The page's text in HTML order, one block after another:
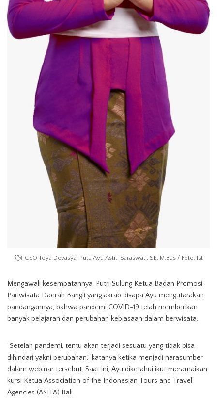
CEO Toya Devasya, Putu Ayu Astiti Saraswati, SE, M.Bus / Foto: Ist
Mengawali kesempatannya, Putri Sulung Ketua Badan Promosi
Pariwisata Daerah Bangli yang akrab disapa Ayu mengutarakan
pandangannya, bahwa pandemi COVID-19 telah memberikan
banyak pelajaran dan perubahan kebiasaan dalam berwisata.
“Setelah pandemi, tentu akan terjadi sesuatu yang tidak bisa
dihindari yakni perubahan,” katanya ketika menjadi narasumber
dalam webinar tersebut. Saat ini, Ayu diketahui ikut meramaikan
kursi Ketua Association of the Indonesian Tours and Travel
Agencies (ASITA) Bali.